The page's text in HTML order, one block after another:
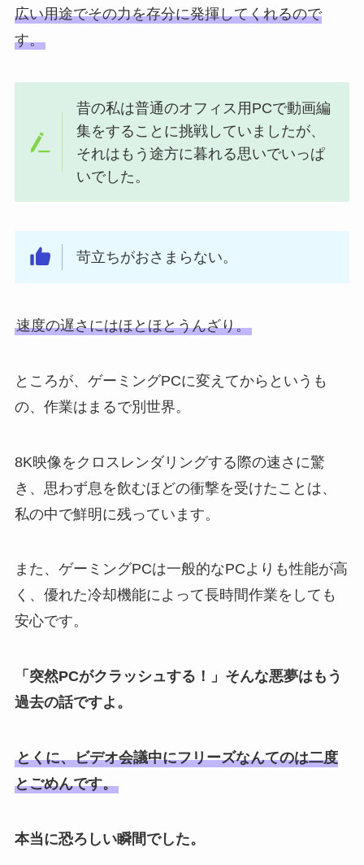
広い用途でその力を存分に発揮してくれるので
す。
昔の私は普通のオフィス用PCで動画編
集をすることに挑戦していましたが、
それはもう途方に暮れる思いでいっぱ
いでした。
苛立ちがおさまらない。
速度の遅さにはほとほとうんざり。
ところが、ゲーミングPCに変えてからというも
の、作業はまるで別世界。
8K映像をクロスレンダリングする際の速さに驚
き、思わず息を飲むほどの衝撃を受けたことは、
私の中で鮮明に残っています。
また、ゲーミングPCは一般的なPCよりも性能が高
く、優れた冷却機能によって長時間作業をしても
安心です。
「突然PCがクラッシュする！」そんな悪夢はもう
過去の話ですよ。
とくに、ビデオ会議中にフリーズなんてのは二度
とごめんです。
本当に恐ろしい瞬間でした。